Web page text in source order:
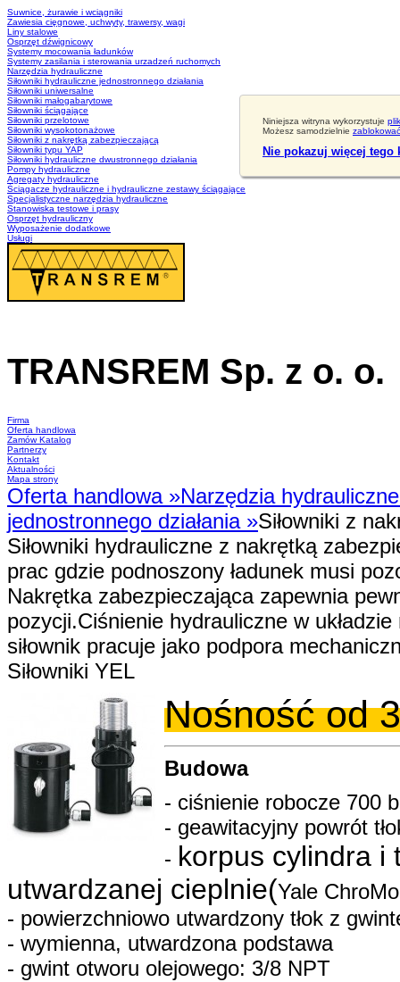
Niniejsza witryna wykorzystuje
Możesz samodzielnie
Nie pokazuj więcej tego
Suwnice, żurawie i wciągniki
Zawiesia cięgnowe, uchwyty, trawersy, wagi
Liny stalowe
Osprzęt dźwignicowy
Systemy mocowania ładunków
Systemy zasilania i sterowania urzadzeń ruchomych
Narzędzia hydrauliczne
Siłowniki hydrauliczne jednostronnego działania
Siłowniki uniwersalne
Siłowniki małogabarytowe
Siłowniki ściągające
Siłowniki przelotowe
Siłowniki wysokotonażowe
Siłowniki z nakrętką zabezpieczającą
Siłowniki typu YAP
Siłowniki hydrauliczne dwustronnego działania
Pompy hydrauliczne
Agregaty hydrauliczne
Ściągacze hydrauliczne i hydrauliczne zestawy ściągające
Specjalistyczne narzędzia hydrauliczne
Stanowiska testowe i prasy
Osprzęt hydrauliczny
Wyposażenie dodatkowe
Usługi
TRANSREM Sp. z o. o.
Firma
Oferta handlowa
Zamów Katalog
Partnerzy
Kontakt
Aktualności
Mapa strony
Oferta handlowa »Narzędzia
jednostronnego działania »Siłowniki z
Siłowniki hydrauliczne z nakrętką
prac gdzie podnoszony ładunek musi
Nakrętka zabezpieczająca zapewnia
pozycji.Ciśnienie hydrauliczne w
siłownik pracuje jako podpora
Siłowniki YEL
Nośność od
Budowa
- ciśnienie robocze 700
- geawitacyjny powrót
- korpus cylindra i
utwardzanej cieplnie(Yale
- powierzchniowo utwardzony tłok z
- wymienna, utwardzona podstawa
- gwint otworu olejowego: 3/8 NPT